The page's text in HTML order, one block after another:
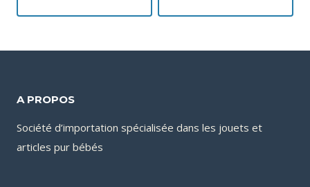
A PROPOS
Société d’importation spécialisée dans les jouets et
articles pur bébés